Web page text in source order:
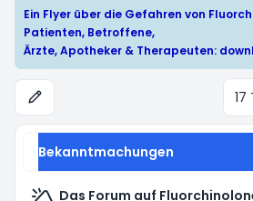
Ein Flyer über die Gefahren von
Patienten, Betroffene,
Ärzte, Apotheker & Therapeuten:
17
Bekanntmachungen
Das Forum auf